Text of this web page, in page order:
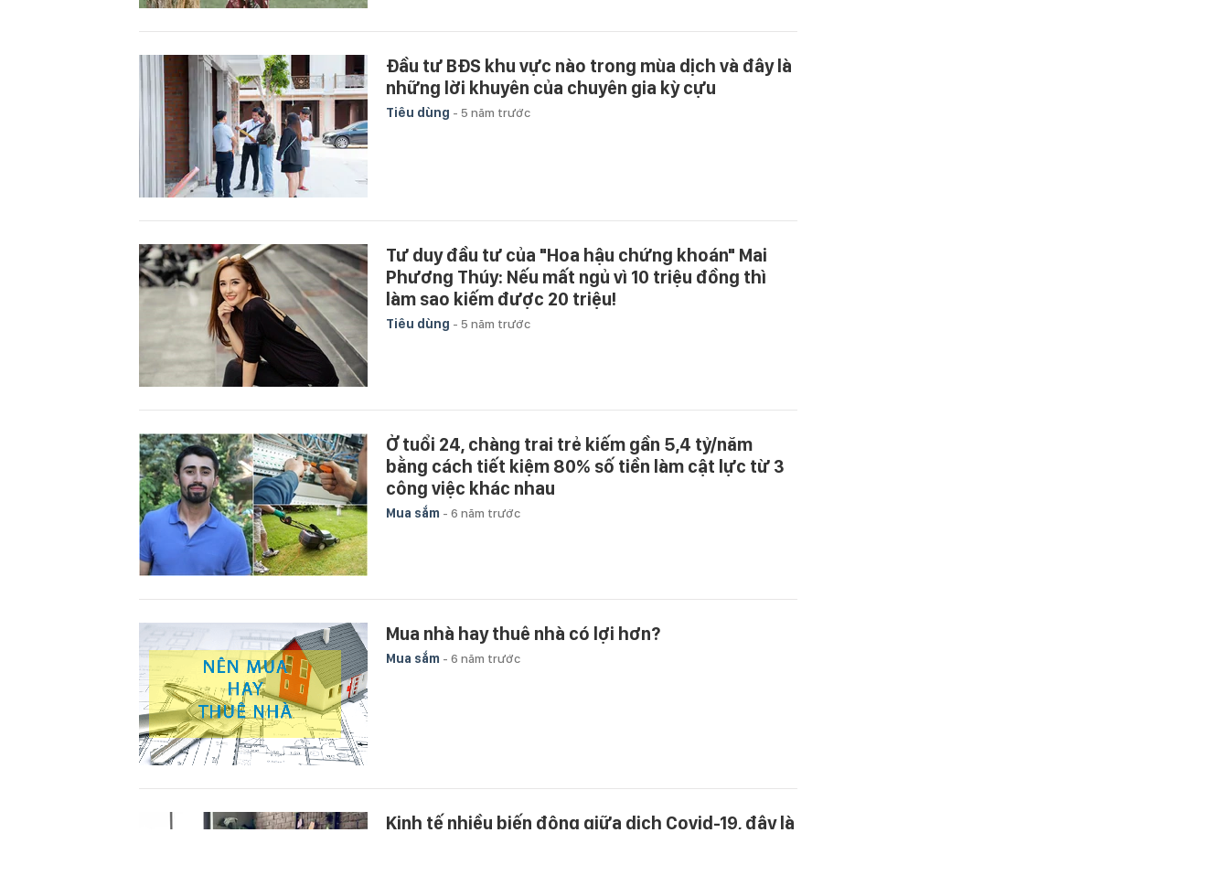
Đầu tư BĐS khu vực nào trong mùa dịch và đây là
những lời khuyên của chuyên gia kỳ cựu
Tiêu dùng - 5 năm trước
Tư duy đầu tư của "Hoa hậu chứng khoán" Mai
Phương Thúy: Nếu mất ngủ vì 10 triệu đồng thì
làm sao kiếm được 20 triệu!
Tiêu dùng - 5 năm trước
Ở tuổi 24, chàng trai trẻ kiếm gần 5,4 tỷ/năm
bằng cách tiết kiệm 80% số tiền làm cật lực từ 3
công việc khác nhau
Mua sắm - 6 năm trước
Mua nhà hay thuê nhà có lợi hơn?
Mua sắm - 6 năm trước
Kinh tế nhiều biến động giữa dịch Covid-19, đây là